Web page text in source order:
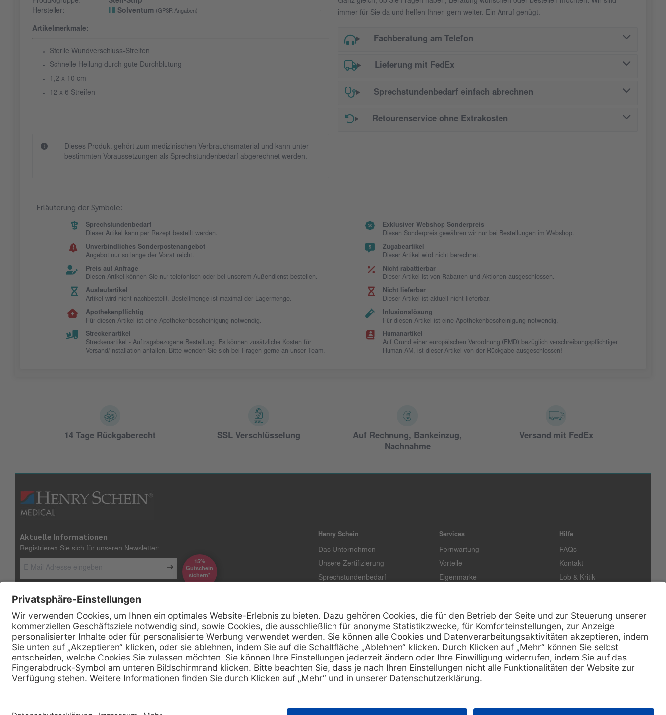
Produktgruppe:
Steri-Strip
Hersteller:
Solventum (GPSR Angaben)
Artikelmerkmale:
Sterile Wundverschluss-Streifen
Schnelle Heilung durch gute Durchblutung
1,2 x 10 cm
12 x 6 Streifen
Dieses Produkt gehört zum medizinischen Verbrauchsmaterial und kann unter
bestimmten Voraussetzungen als Sprechstundenbedarf abgerechnet werden.
Ganz gleich, ob Sie Fragen haben, Beratung wünschen oder bestellen möchten: Wir sind
immer für Sie da und helfen Ihnen gern weiter. Ein Anruf genügt.
Fachberatung am Telefon
Lieferung mit FedEx
Sprechstundenbedarf einfach abrechnen
Retourenservice ohne Extrakosten
Erläuterung der Symbole:
Sprechstundenbedarf
Dieser Artikel kann per Rezept bestellt werden.
Exklusiver Webshop Sonderpreis
Diesen Sonderpreis gewähren wir nur bei Bestellungen im Webshop.
Unverbindliches Sonderpostenangebot
Angebot nur so lange der Vorrat reicht.
Zugabeartikel
Dieser Artikel wird nicht berechnet.
Preis auf Anfrage
Diesen Artikel können Sie nur telefonisch oder bei unserem Außendienst bestellen.
Nicht rabattierbar
Dieser Artikel ist von Rabatten und Aktionen ausgeschlossen.
Auslaufartikel
Artikel wird nicht nachbestellt. Bestellmenge ist maximal der Lagermenge.
Nicht lieferbar
Dieser Artikel ist aktuell nicht lieferbar.
Apothekenpflichtig
Für diesen Artikel ist eine Apothekenbescheinigung notwendig.
Infusionslösung
Für diesen Artikel ist eine Apothekenbescheinigung notwendig.
Streckenartikel
Streckenartikel - Auftragsbezogene Bestellung. Es können zusätzliche Kosten für
Versand/Installation anfallen. Bitte wenden Sie sich bei Fragen gerne an unser Team.
Humanartikel
Auf Grund einer europäischen Verordnung (FMD) bezüglich verschreibungspflichtiger
Human-AM, ist dieser Artikel von der Rückgabe ausgeschlossen!
14 Tage Rückgaberecht SSL Verschlüsselung
Auf Rechnung, Bankeinzug,
Nachnahme
Versand mit FedEx
Aktuelle Informationen
Registrieren Sie sich für unseren Newsletter:
15%
Gutschein
*sichern
Kontakt
Firmensitz
Henry Schein Medical GmbH
Alt-Moabit 96 b
D-10559 Berlin
Telefon: 0800 - 888 777 6
E-Mail: info @ henryschein-med.de
Henry Schein
Das Unternehmen
Unsere Zertifizierung
Sprechstundenbedarf
Services
Fernwartung
Vorteile
Eigenmarke
Kataloge
Hilfe
FAQs
Kontakt
Lob & Kritik
E-Rechnung
Zertifikat Rechtliches
Impressum
Datenschutz